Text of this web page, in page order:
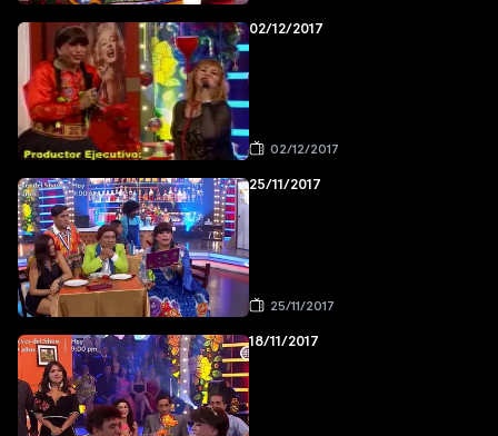
02/12/2017
02/12/2017
25/11/2017
25/11/2017
18/11/2017